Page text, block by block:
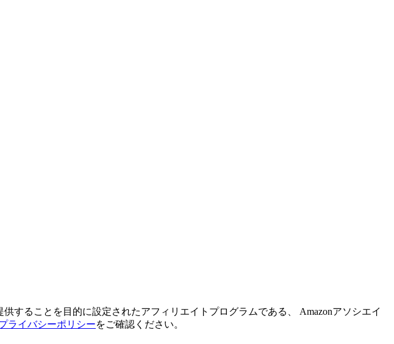
することを目的に設定されたアフィリエイトプログラムである、 Amazonアソシエイ
ライバシーポリシーをご確認ください。